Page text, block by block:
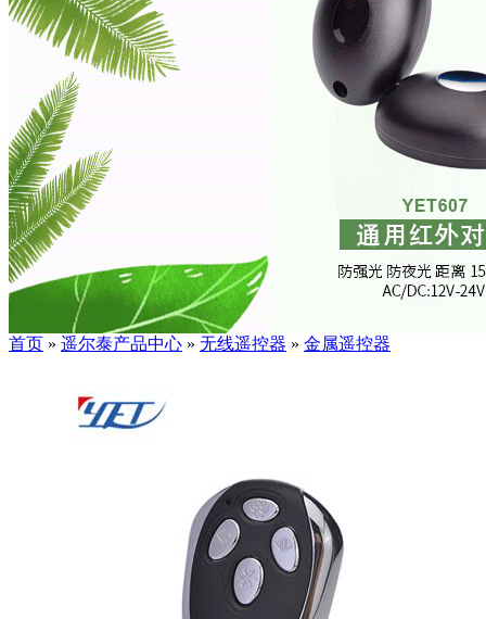
首页 » 遥尔泰产品中心 » 无线遥控器 » 金属遥控器